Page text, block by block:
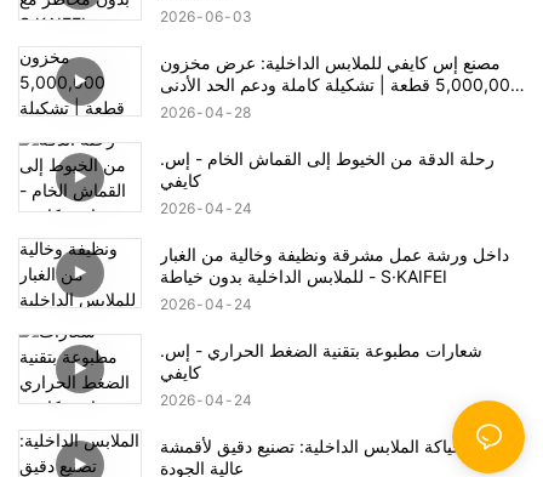
2026 06 03
مصنع إس كايفي للملابس الداخلية: عرض مخزون
5,000,000 قطعة | تشكيلة كاملة ودعم الحد الأدنى
المنخفض للطلبات
2026 04 28
رحلة الدقة من الخيوط إلى القماش الخام - إس.
كايفي
2026 04 24
داخل ورشة عمل مشرقة ونظيفة وخالية من الغبار
للملابس الداخلية بدون خياطة - S·KAIFEI
2026 04 24
شعارات مطبوعة بتقنية الضغط الحراري - إس.
كايفي
2026 04 24
ماكينة حياكة الملابس الداخلية: تصنيع دقيق لأقمشة
عالية الجودة